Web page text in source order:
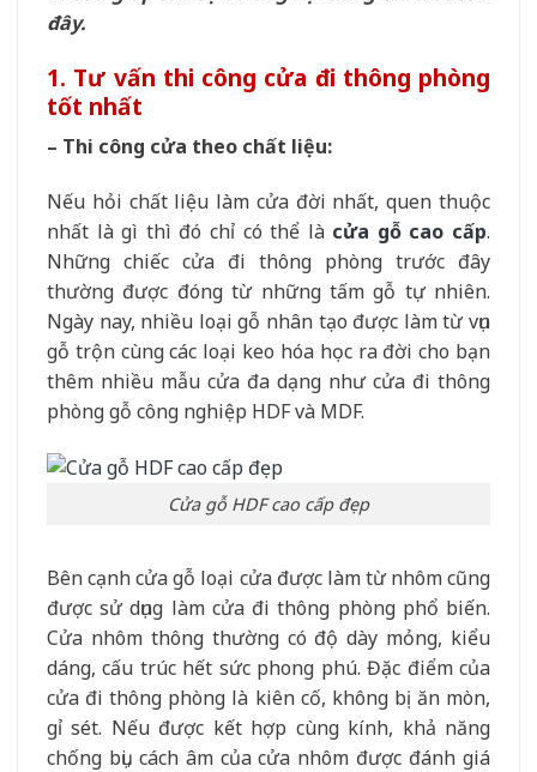
đây.
1. Tư vấn thi công cửa đi thông phòng
tốt nhất
– Thi công cửa theo chất liệu:
Nếu hỏi chất liệu làm cửa đời nhất, quen thuộc
nhất là gì thì đó chỉ có thể là cửa gỗ cao cấp.
Những chiếc cửa đi thông phòng trước đây
thường được đóng từ những tấm gỗ tự nhiên.
Ngày nay, nhiều loại gỗ nhân tạo được làm từ vụn
gỗ trộn cùng các loại keo hóa học ra đời cho bạn
thêm nhiều mẫu cửa đa dạng như cửa đi thông
phòng gỗ công nghiệp HDF và MDF.
Cửa gỗ HDF cao cấp đẹp
Bên cạnh cửa gỗ loại cửa được làm từ nhôm cũng
được sử dụng làm cửa đi thông phòng phổ biến.
Cửa nhôm thông thường có độ dày mỏng, kiểu
dáng, cấu trúc hết sức phong phú. Đặc điểm của
cửa đi thông phòng là kiên cố, không bị ăn mòn,
gỉ sét. Nếu được kết hợp cùng kính, khả năng
chống bụi, cách âm của cửa nhôm được đánh giá